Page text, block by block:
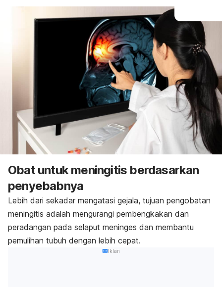
Obat untuk meningitis berdasarkan
penyebabnya
Lebih dari sekadar mengatasi gejala, tujuan pengobatan
meningitis adalah mengurangi pembengkakan dan
peradangan pada selaput meninges dan membantu
pemulihan tubuh dengan lebih cepat.
Iklan